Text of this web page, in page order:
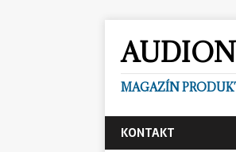
MAGAZÍN
KONTAKT